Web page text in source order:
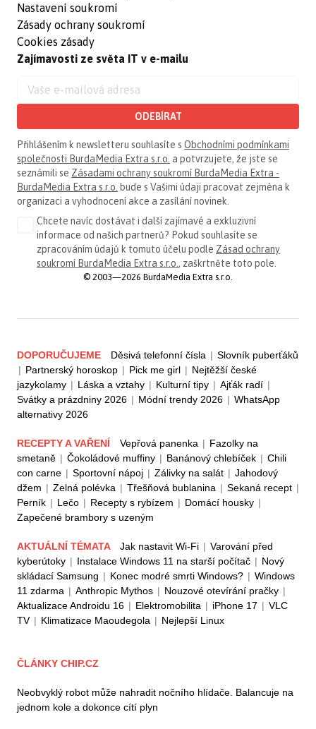
Nastavení soukromí
Zásady ochrany soukromí
Cookies zásady
Zajímavosti ze světa IT v e-mailu
ODEBÍRAT
Přihlášením k newsletteru souhlasíte s Obchodními podmínkami
společnosti BurdaMedia Extra s.r.o. a potvrzujete, že jste se
seznámili se Zásadami ochrany soukromí BurdaMedia Extra -
BurdaMedia Extra s.r.o. bude s Vašimi údaji pracovat zejména k
organizaci a vyhodnocení akce a zasílání novinek.
Chcete navíc dostávat i další zajímavé a exkluzivní
informace od našich partnerů? Pokud souhlasíte se
zpracováním údajů k tomuto účelu podle Zásad ochrany
soukromí BurdaMedia Extra s.r.o. , zaškrtněte toto pole.
© 2003—2026 BurdaMedia Extra s.r.o.
DOPORUČUJEME Děsivá telefonní čísla | Slovník puberťáků
| Partnerský horoskop | Pick me girl | Nejtěžší české
jazykolamy | Láska a vztahy | Kulturní tipy | Ajťák radí |
Svátky a prázdniny 2026 | Módní trendy 2026 | WhatsApp
alternativy 2026
RECEPTY A VAŘENÍ Vepřová panenka | Fazolky na
smetaně | Čokoládové muffiny | Banánový chlebíček | Chili
con carne | Sportovní nápoj | Zálivky na salát | Jahodový
džem | Zelná polévka | Třešňová bublanina | Sekaná recept |
Perník | Lečo | Recepty s rybízem | Domácí housky |
Zapečené brambory s uzeným
AKTUÁLNÍ TÉMATA Jak nastavit Wi-Fi | Varování před
kyberútoky | Instalace Windows 11 na starší počítač | Nový
skládací Samsung | Konec modré smrti Windows? | Windows
11 zdarma | Anthropic Mythos | Nouzové otevírání pračky |
Aktualizace Androidu 16 | Elektromobilita | iPhone 17 | VLC
TV | Klimatizace Maoudegola | Nejlepší Linux
ČLÁNKY CHIP.CZ
Neobvyklý robot může nahradit nočního hlídače. Balancuje na
jednom kole a dokonce cítí plyn